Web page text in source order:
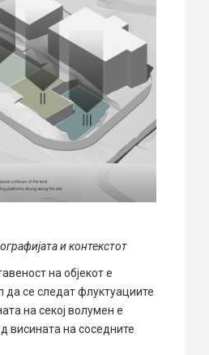
и контекстот
на објекот е
се следат флуктуациите
на секој волумен е
висината на соседните